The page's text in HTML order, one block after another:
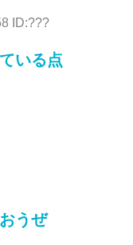
ID:???
いる点
うぜ